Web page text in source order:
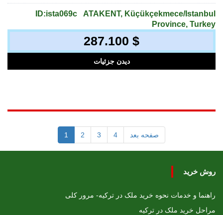
ID:ista069c
ATAKENT, Küçükçekmece/Istanbul
Province, Turkey
287.100 $
دیدن جزئیات
1 2 3 4 صفحه بعد
روش خرید
راهنما و خدمات نحوه خرید ملک در ترکیه- مرور کلی
مراحل خرید ملک در ترکیه